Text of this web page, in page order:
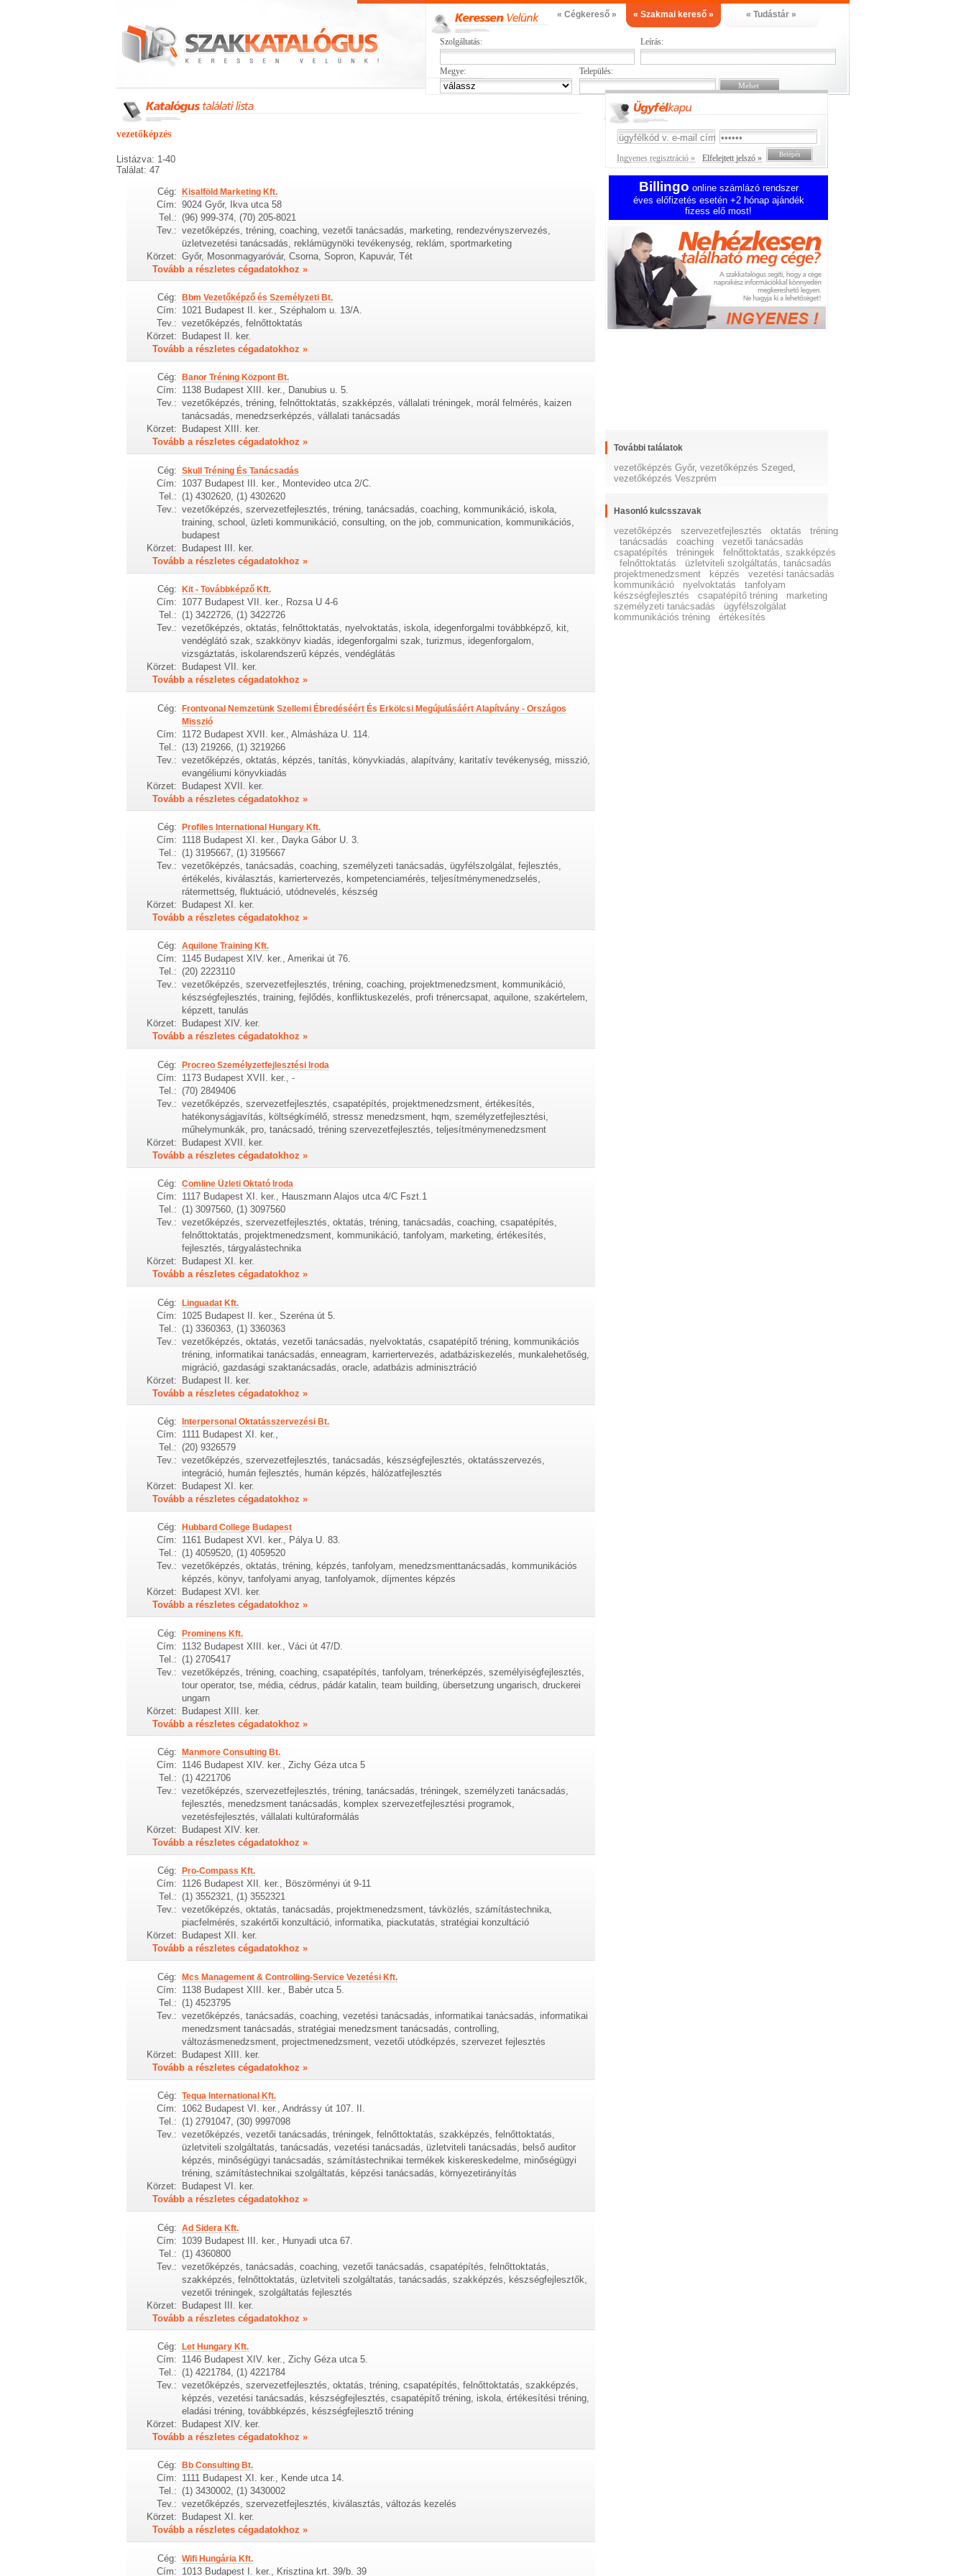
« Cégkereső » « Szakmai kereső » « Tudástár »
Szolgáltatás: Leírás:
Megye: Település:
vezetőképzés
Listázva: 1-40
Találat: 47
Cég: Kisalföld Marketing Kft.
Cím: 9024 Győr, Ikva utca 58
Tel.: (96) 999-374, (70) 205-8021
Tev.: vezetőképzés, tréning, coaching, vezetői tanácsadás, marketing, rendezvényszervezés,
üzletvezetési tanácsadás, reklámügynöki tevékenység, reklám, sportmarketing
Körzet: Győr, Mosonmagyaróvár, Csorna, Sopron, Kapuvár, Tét
Tovább a részletes cégadatokhoz »
Cég: Bbm Vezetőképző és Személyzeti Bt.
Cím: 1021 Budapest II. ker., Széphalom u. 13/A.
Tev.: vezetőképzés, felnőttoktatás
Körzet:
Budapest II. ker.
Tovább a részletes cégadatokhoz »
Cég: Banor Tréning Központ Bt.
Cím: 1138 Budapest XIII. ker., Danubius u. 5.
Tev.: vezetőképzés, tréning, felnőttoktatás, szakképzés, vállalati tréningek, morál felmérés, kaizen
tanácsadás, menedzserképzés, vállalati tanácsadás
Körzet:
Budapest XIII. ker.
Tovább a részletes cégadatokhoz »
Cég: Skull Tréning És Tanácsadás
Cím: 1037 Budapest III. ker., Montevideo utca 2/C.
Tel.: (1) 4302620, (1) 4302620
Tev.: vezetőképzés, szervezetfejlesztés, tréning, tanácsadás, coaching, kommunikáció, iskola,
training, school, üzleti kommunikáció, consulting, on the job, communication, kommunikációs,
budapest
Körzet:
Budapest III. ker.
Tovább a részletes cégadatokhoz »
Cég: Kit - Továbbképző Kft.
Cím: 1077 Budapest VII. ker., Rozsa U 4-6
Tel.: (1) 3422726, (1) 3422726
Tev.: vezetőképzés, oktatás, felnőttoktatás, nyelvoktatás, iskola, idegenforgalmi továbbképző, kit,
vendéglátó szak, szakkönyv kiadás, idegenforgalmi szak, turizmus, idegenforgalom,
vizsgáztatás, iskolarendszerű képzés, vendéglátás
Körzet:
Budapest VII. ker.
Tovább a részletes cégadatokhoz »
Cég: Frontvonal Nemzetünk Szellemi Ébredéséért És Erkölcsi Megújulásáért Alapítvány - Országos
Misszió
Cím: 1172 Budapest XVII. ker., Almásháza U. 114.
Tel.: (13) 219266, (1) 3219266
Tev.: vezetőképzés, oktatás, képzés, tanítás, könyvkiadás, alapítvány, karitatív tevékenység, misszió,
evangéliumi könyvkiadás
Körzet: Budapest XVII. ker.
Tovább a részletes cégadatokhoz »
Cég: Profiles International Hungary Kft.
Cím: 1118 Budapest XI. ker., Dayka Gábor U. 3.
Tel.: (1) 3195667, (1) 3195667
Tev.: vezetőképzés, tanácsadás, coaching, személyzeti tanácsadás, ügyfélszolgálat, fejlesztés,
értékelés, kiválasztás, karriertervezés, kompetenciamérés, teljesítménymenedzselés,
rátermettség, fluktuáció, utódnevelés, készség
Körzet:
Budapest XI. ker.
Tovább a részletes cégadatokhoz »
Cég: Aquilone Training Kft.
Cím: 1145 Budapest XIV. ker., Amerikai út 76.
Tel.: (20) 2223110
Tev.: vezetőképzés, szervezetfejlesztés, tréning, coaching, projektmenedzsment, kommunikáció,
készségfejlesztés, training, fejlődés, konfliktuskezelés, profi trénercsapat, aquilone, szakértelem,
képzett, tanulás
Körzet:
Budapest XIV. ker.
Tovább a részletes cégadatokhoz »
Cég: Procreo Személyzetfejlesztési Iroda
Cím: 1173 Budapest XVII. ker., -
Tel.: (70) 2849406
Tev.: vezetőképzés, szervezetfejlesztés, csapatépítés, projektmenedzsment, értékesítés,
hatékonyságjavítás, költségkímélő, stressz menedzsment, hqm, személyzetfejlesztési,
műhelymunkák, pro, tanácsadó, tréning szervezetfejlesztés, teljesítménymenedzsment
Körzet: Budapest XVII. ker.
Tovább a részletes cégadatokhoz »
Cég: Comline Üzleti Oktató Iroda
Cím: 1117 Budapest XI. ker., Hauszmann Alajos utca 4/C Fszt.1
Tel.: (1) 3097560, (1) 3097560
Tev.: vezetőképzés, szervezetfejlesztés, oktatás, tréning, tanácsadás, coaching, csapatépítés,
felnőttoktatás, projektmenedzsment, kommunikáció, tanfolyam, marketing, értékesítés,
fejlesztés, tárgyalástechnika
Körzet:
Budapest XI. ker.
Tovább a részletes cégadatokhoz »
Cég: Linguadat Kft.
Cím: 1025 Budapest II. ker., Szeréna út 5.
Tel.: (1) 3360363, (1) 3360363
Tev.: vezetőképzés, oktatás, vezetői tanácsadás, nyelvoktatás, csapatépítő tréning, kommunikációs
tréning, informatikai tanácsadás, enneagram, karriertervezés, adatbáziskezelés, munkalehetőség,
migráció, gazdasági szaktanácsadás, oracle, adatbázis adminisztráció
Körzet: Budapest II. ker.
Tovább a részletes cégadatokhoz »
Cég: Interpersonal Oktatásszervezési Bt.
Cím: 1111 Budapest XI. ker.,
Tel.: (20) 9326579
Tev.: vezetőképzés, szervezetfejlesztés, tanácsadás, készségfejlesztés, oktatásszervezés,
integráció, humán fejlesztés, humán képzés, hálózatfejlesztés
Körzet:
Budapest XI. ker.
Tovább a részletes cégadatokhoz »
Cég: Hubbard College Budapest
Cím: 1161 Budapest XVI. ker., Pálya U. 83.
Tel.: (1) 4059520, (1) 4059520
Tev.: vezetőképzés, oktatás, tréning, képzés, tanfolyam, menedzsmenttanácsadás, kommunikációs
képzés, könyv, tanfolyami anyag, tanfolyamok, díjmentes képzés
Körzet:
Budapest XVI. ker.
Tovább a részletes cégadatokhoz »
Cég: Prominens Kft.
Cím: 1132 Budapest XIII. ker., Váci út 47/D.
Tel.: (1) 2705417
Tev.: vezetőképzés, tréning, coaching, csapatépítés, tanfolyam, trénerképzés, személyiségfejlesztés,
tour operator, tse, média, cédrus, pádár katalin, team building, übersetzung ungarisch, druckerei
ungarn
Körzet: Budapest XIII. ker.
Tovább a részletes cégadatokhoz »
Cég: Manmore Consulting Bt.
Cím: 1146 Budapest XIV. ker., Zichy Géza utca 5
Tel.: (1) 4221706
Tev.: vezetőképzés, szervezetfejlesztés, tréning, tanácsadás, tréningek, személyzeti tanácsadás,
fejlesztés, menedzsment tanácsadás, komplex szervezetfejlesztési programok,
vezetésfejlesztés, vállalati kultúraformálás
Körzet:
Budapest XIV. ker.
Tovább a részletes cégadatokhoz »
Cég: Pro-Compass Kft.
Cím: 1126 Budapest XII. ker., Böszörményi út 9-11
Tel.: (1) 3552321, (1) 3552321
Tev.: vezetőképzés, oktatás, tanácsadás, projektmenedzsment, távközlés, számítástechnika,
piacfelmérés, szakértői konzultáció, informatika, piackutatás, stratégiai konzultáció
Körzet:
Budapest XII. ker.
Tovább a részletes cégadatokhoz »
Cég: Mcs Management & Controlling-Service Vezetési Kft.
Cím: 1138 Budapest XIII. ker., Babér utca 5.
Tel.: (1) 4523795
Tev.: vezetőképzés, tanácsadás, coaching, vezetési tanácsadás, informatikai tanácsadás, informatikai
menedzsment tanácsadás, stratégiai menedzsment tanácsadás, controlling,
változásmenedzsment, projectmenedzsment, vezetői utódképzés, szervezet fejlesztés
Körzet:
Budapest XIII. ker.
Tovább a részletes cégadatokhoz »
Cég: Tequa International Kft.
Cím: 1062 Budapest VI. ker., Andrássy út 107. II.
Tel.: (1) 2791047, (30) 9997098
Tev.: vezetőképzés, vezetői tanácsadás, tréningek, felnőttoktatás, szakképzés, felnőttoktatás,
üzletviteli szolgáltatás, tanácsadás, vezetési tanácsadás, üzletviteli tanácsadás, belső auditor
képzés, minőségügyi tanácsadás, számítástechnikai termékek kiskereskedelme, minőségügyi
tréning, számítástechnikai szolgáltatás, képzési tanácsadás, környezetirányítás
Körzet:
Budapest VI. ker.
Tovább a részletes cégadatokhoz »
Cég: Ad Sidera Kft.
Cím: 1039 Budapest III. ker., Hunyadi utca 67.
Tel.: (1) 4360800
Tev.: vezetőképzés, tanácsadás, coaching, vezetői tanácsadás, csapatépítés, felnőttoktatás,
szakképzés, felnőttoktatás, üzletviteli szolgáltatás, tanácsadás, szakképzés, készségfejlesztők,
vezetői tréningek, szolgáltatás fejlesztés
Körzet: Budapest III. ker.
Tovább a részletes cégadatokhoz »
Cég: Let Hungary Kft.
Cím: 1146 Budapest XIV. ker., Zichy Géza utca 5.
Tel.: (1) 4221784, (1) 4221784
Tev.: vezetőképzés, szervezetfejlesztés, oktatás, tréning, csapatépítés, felnőttoktatás, szakképzés,
képzés, vezetési tanácsadás, készségfejlesztés, csapatépítő tréning, iskola, értékesítési tréning,
eladási tréning, továbbképzés, készségfejlesztő tréning
Körzet:
Budapest XIV. ker.
Tovább a részletes cégadatokhoz »
Cég: Bb Consulting Bt.
Cím: 1111 Budapest XI. ker., Kende utca 14.
Tel.: (1) 3430002, (1) 3430002
Tev.: vezetőképzés, szervezetfejlesztés, kiválasztás, változás kezelés
Körzet:
Budapest XI. ker.
Tovább a részletes cégadatokhoz »
Cég: Wifi Hungária Kft.
Cím: 1013 Budapest I. ker., Krisztina krt. 39/b. 39
Ingyenes regisztráció » Elfelejtett jelszó »
Billingo online számlázó rendszer
éves előfizetés esetén +2 hónap ajándék
fizess elő most!
További találatok
vezetőképzés Győr,vezetőképzés Szeged,
vezetőképzés Veszprém
Hasonló kulcsszavak
vezetőképzés szervezetfejlesztés oktatás
tréning
tanácsadás
coaching
vezetői tanácsadás
csapatépítés
tréningek
felnőttoktatás, szakképzés
felnőttoktatás
üzletviteli szolgáltatás, tanácsadás
projektmenedzsment
képzés
vezetési tanácsadás
kommunikáció
nyelvoktatás
tanfolyam
készségfejlesztés
csapatépítő tréning
marketing
személyzeti tanácsadás
ügyfélszolgálat
kommunikációs tréning
értékesítés